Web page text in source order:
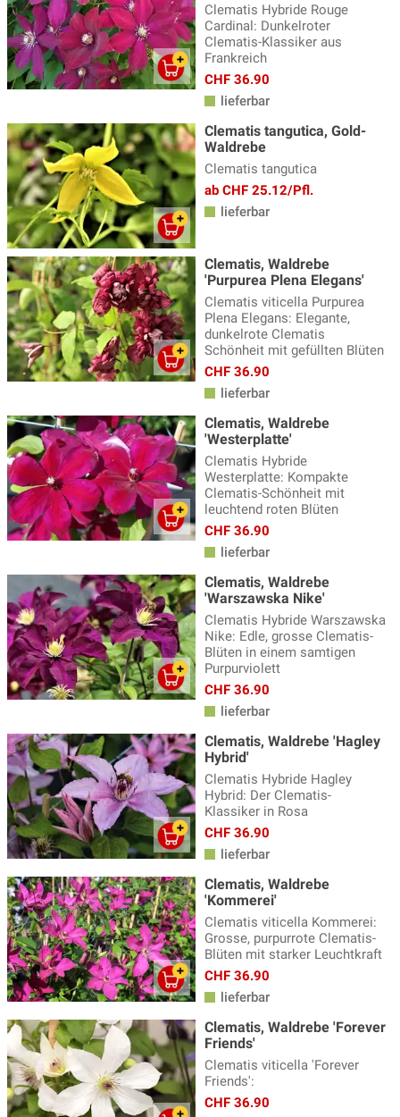
Clematis Hybride Rouge
Cardinal: Dunkelroter
Clematis-Klassiker aus
Frankreich
CHF 36.90
lieferbar
Clematis tangutica, Gold-
Waldrebe
Clematis tangutica
ab CHF 25.12/Pfl.
lieferbar
Clematis, Waldrebe
'Purpurea Plena Elegans'
Clematis viticella Purpurea
Plena Elegans: Elegante,
dunkelrote Clematis
Schönheit mit gefüllten Blüten
CHF 36.90
lieferbar
Clematis, Waldrebe
'Westerplatte'
Clematis Hybride
Westerplatte: Kompakte
Clematis-Schönheit mit
leuchtend roten Blüten
CHF 36.90
lieferbar
Clematis, Waldrebe
'Warszawska Nike'
Clematis Hybride Warszawska
Nike: Edle, grosse Clematis-
Blüten in einem samtigen
Purpurviolett
CHF 36.90
lieferbar
Clematis, Waldrebe 'Hagley
Hybrid'
Clematis Hybride Hagley
Hybrid: Der Clematis-
Klassiker in Rosa
CHF 36.90
lieferbar
Clematis, Waldrebe
'Kommerei'
Clematis viticella Kommerei:
Grosse, purpurrote Clematis-
Blüten mit starker Leuchtkraft
CHF 36.90
lieferbar
Clematis, Waldrebe 'Forever
Friends'
Clematis viticella 'Forever
Friends':
CHF 36.90